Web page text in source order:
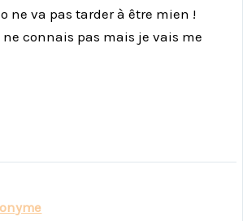
ne va pas tarder à être mien !
connais pas mais je vais me